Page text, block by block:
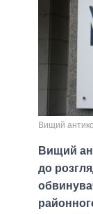
Вищий
Вищий
до